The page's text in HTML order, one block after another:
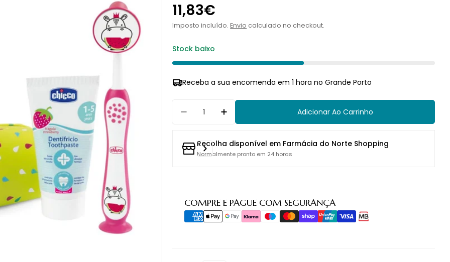
Preço
normal
11,83€
Imposto incluído.Envio calculado no checkout.
Stock baixo
Receba a sua encomenda em 1 hora no Grande Porto
Diminuir Quantidade Para Chicco Hippo Conjunto De
Aumentar Quantidade Para Chicco Hippo
Adicionar Ao Carrinho
Recolha disponível em Farmácia do Norte Shopping
Normalmente pronto em 24 horas
COMPRE E PAGUE COM SEGURANÇA
Métodos
de
pagamento